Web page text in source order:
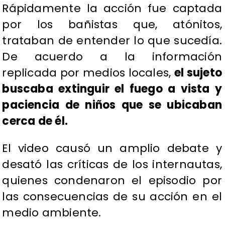
Rápidamente la acción fue captada
por los bañistas que, atónitos,
trataban de entender lo que sucedía.
De acuerdo a la información
replicada por medios locales, el sujeto
buscaba extinguir el fuego a vista y
paciencia de niños que se ubicaban
cerca de él.
El video causó un amplio debate y
desató las críticas de los internautas,
quienes condenaron el episodio por
las consecuencias de su acción en el
medio ambiente.